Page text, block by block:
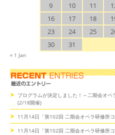
9
10 11
16
17 18
23
24 25
30
31
« 1 Jan
プログラムが決定しました！～二期会オ
(2/18開催)
11月14日「第102回 二期会オペラ研修所
11月14日「第102回 二期会オペラ研修所